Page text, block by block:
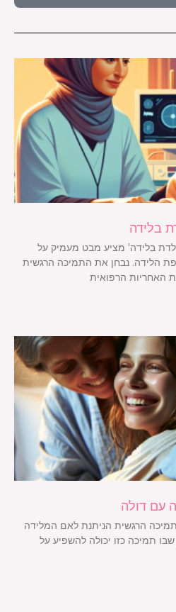
בלידה
בלידה' מציע מבט מעמיק על
הלידה. נבחן את התמיכה הרגשית
האחריות הרפואית
עם דולה
הרגשית הניתנת לאם המלידה
תמיכה כזו יכולה להשפיע על